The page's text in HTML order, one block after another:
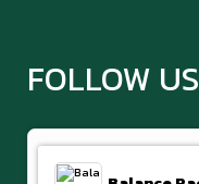
FOLLOW US